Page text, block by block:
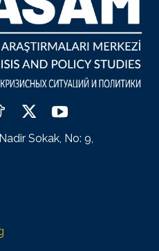
Sokak, No: 9,